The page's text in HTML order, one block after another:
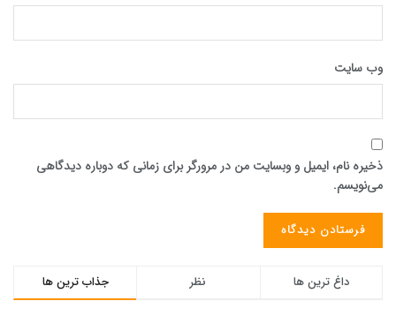
وب‌ سایت
ذخیره نام، ایمیل و وبسایت من در مرورگر برای زمانی که دوباره دیدگاهی
می‌نویسم.
جذاب ترین ها نظر داغ ترین ها